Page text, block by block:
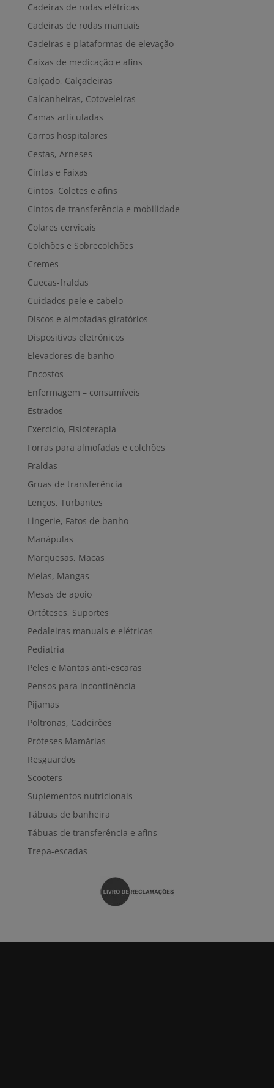
Cadeiras de rodas elétricas
Cadeiras de rodas manuais
Cadeiras e plataformas de elevação
Caixas de medicação e afins
Calçado, Calçadeiras
Calcanheiras, Cotoveleiras
Camas articuladas
Carros hospitalares
Cestas, Arneses
Cintas e Faixas
Cintos, Coletes e afins
Cintos de transferência e mobilidade
Colares cervicais
Colchões e Sobrecolchões
Cremes
Cuecas-fraldas
Cuidados pele e cabelo
Discos e almofadas giratórios
Dispositivos eletrónicos
Elevadores de banho
Encostos
Enfermagem – consumíveis
Estrados
Exercício, Fisioterapia
Forras para almofadas e colchões
Fraldas
Gruas de transferência
Lenços, Turbantes
Lingerie, Fatos de banho
Manápulas
Marquesas, Macas
Meias, Mangas
Mesas de apoio
Ortóteses, Suportes
Pedaleiras manuais e elétricas
Pediatria
Peles e Mantas anti-escaras
Pensos para incontinência
Pijamas
Poltronas, Cadeirões
Próteses Mamárias
Resguardos
Scooters
Suplementos nutricionais
Tábuas de banheira
Tábuas de transferência e afins
Trepa-escadas